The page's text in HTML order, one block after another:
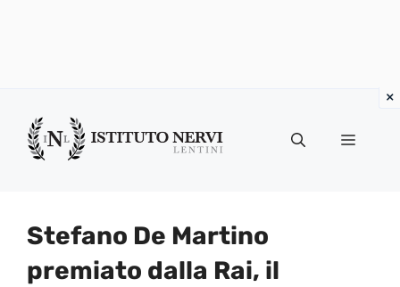
contenuto
Menu
Stefano De Martino
premiato dalla Rai, il